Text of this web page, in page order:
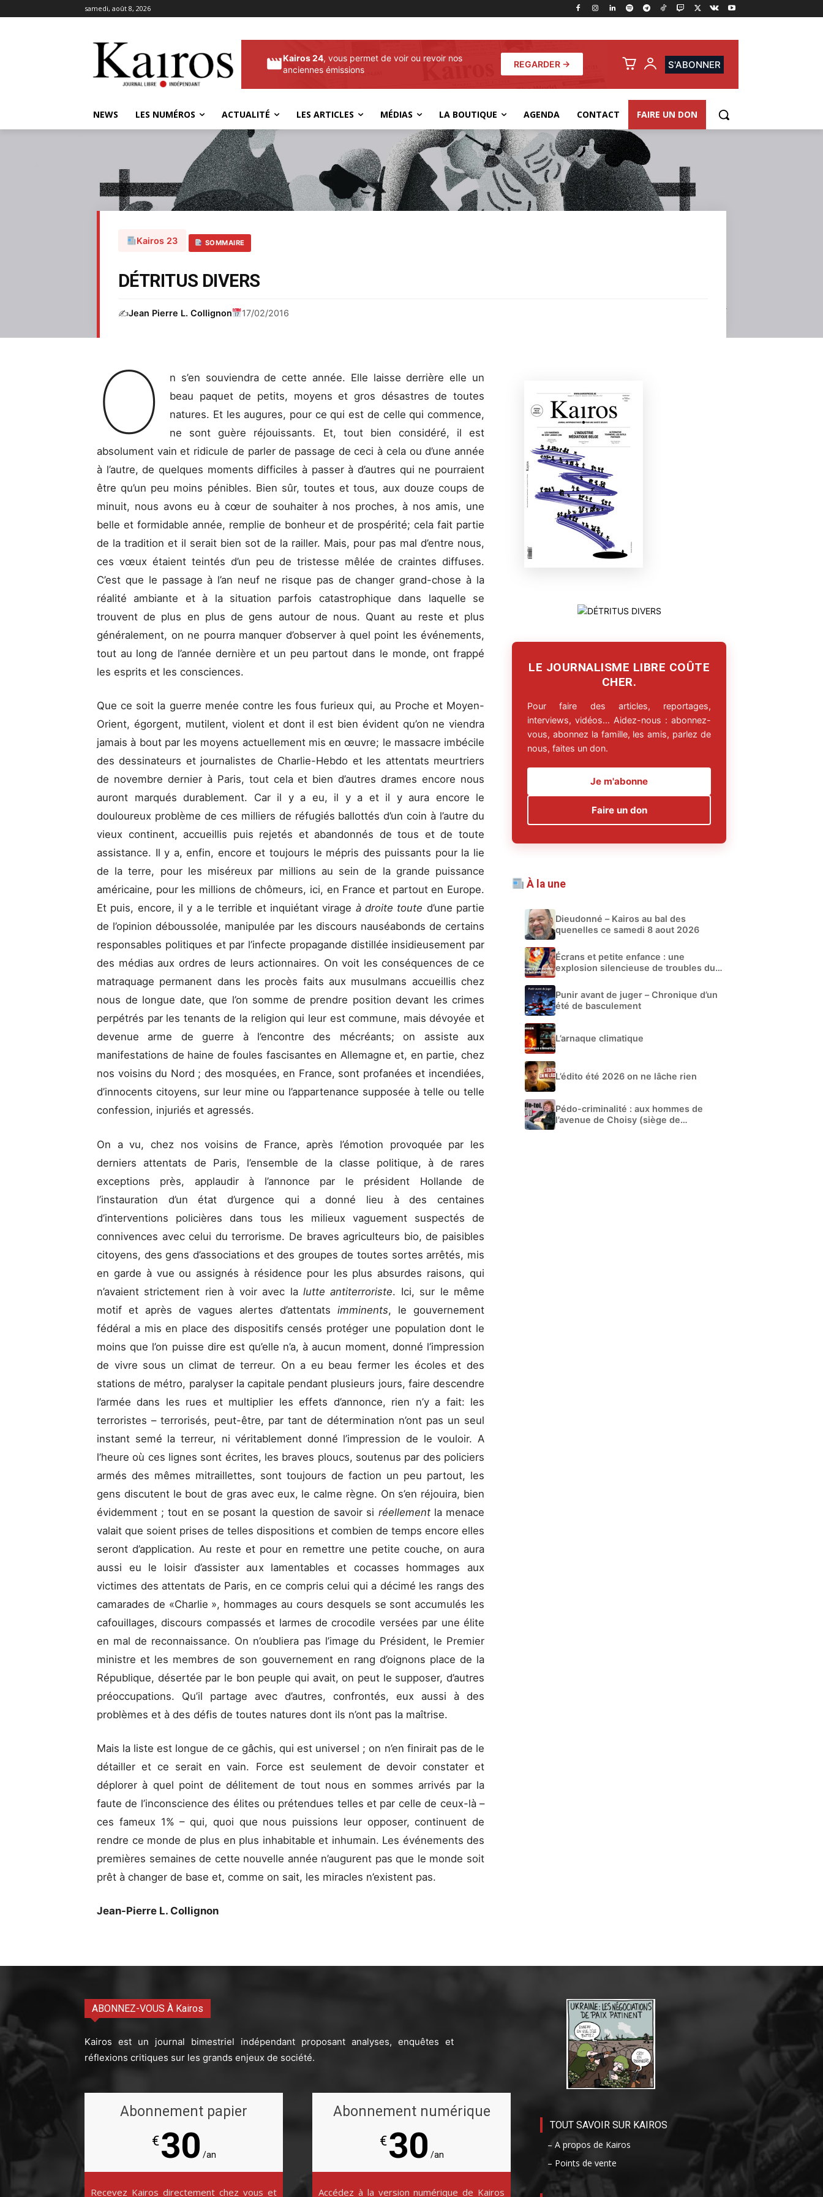
samedi, août 8, 2026
Kairos 24, vous permet de voir ou revoir nos
anciennes émissions
REGARDER → S'ABONNER
NEWS LES NUMÉROS ACTUALITÉ LES ARTICLES MÉDIAS LA BOUTIQUE AGENDA CONTACT FAIRE UN DON
Kairos 23 SOMMAIRE
DÉTRITUS DIVERS
✍️Jean Pierre L. Collignon 17/02/2016
O
n s’en souviendra de cette année. Elle laisse derrière elle un
beau paquet de petits, moyens et gros désastres de toutes
natures. Et les augures, pour ce qui est de celle qui commence,
ne sont guère réjouissants. Et, tout bien considéré, il est
absolument vain et ridicule de parler de passage de ceci à cela ou d’une année
à l’autre, de quelques moments difficiles à passer à d’autres qui ne pourraient
être qu’un peu moins pénibles. Bien sûr, toutes et tous, aux douze coups de
minuit, nous avons eu à cœur de souhaiter à nos proches, à nos amis, une
belle et formidable année, remplie de bonheur et de prospérité; cela fait partie
de la tradition et il serait bien sot de la railler. Mais, pour pas mal d’entre nous,
ces vœux étaient teintés d’un peu de tristesse mêlée de craintes diffuses.
C’est que le passage à l’an neuf ne risque pas de changer grand-chose à la
réalité ambiante et à la situation parfois catastrophique dans laquelle se
trouvent de plus en plus de gens autour de nous. Quant au reste et plus
généralement, on ne pourra manquer d’observer à quel point les événements,
tout au long de l’année dernière et un peu partout dans le monde, ont frappé
les esprits et les consciences.
Que ce soit la guerre menée contre les fous furieux qui, au Proche et Moyen-
Orient, égorgent, mutilent, violent et dont il est bien évident qu’on ne viendra
jamais à bout par les moyens actuellement mis en œuvre; le massacre imbécile
des dessinateurs et journalistes de Charlie-Hebdo et les attentats meurtriers
de novembre dernier à Paris, tout cela et bien d’autres drames encore nous
auront marqués durablement. Car il y a eu, il y a et il y aura encore le
douloureux problème de ces milliers de réfugiés ballottés d’un coin à l’autre du
vieux continent, accueillis puis rejetés et abandonnés de tous et de toute
assistance. Il y a, enfin, encore et toujours le mépris des puissants pour la lie
de la terre, pour les miséreux par millions au sein de la grande puissance
américaine, pour les millions de chômeurs, ici, en France et partout en Europe.
Et puis, encore, il y a le terrible et inquiétant virage à droite toute d’une partie
de l’opinion déboussolée, manipulée par les discours nauséabonds de certains
responsables politiques et par l’infecte propagande distillée insidieusement par
des médias aux ordres de leurs actionnaires. On voit les conséquences de ce
matraquage permanent dans les procès faits aux musulmans accueillis chez
nous de longue date, que l’on somme de prendre position devant les crimes
perpétrés par les tenants de la religion qui leur est commune, mais dévoyée et
devenue arme de guerre à l’encontre des mécréants; on assiste aux
manifestations de haine de foules fascisantes en Allemagne et, en partie, chez
nos voisins du Nord ; des mosquées, en France, sont profanées et incendiées,
d’innocents citoyens, sur leur mine ou l’appartenance supposée à telle ou telle
confession, injuriés et agressés.
On a vu, chez nos voisins de France, après l’émotion provoquée par les
derniers attentats de Paris, l’ensemble de la classe politique, à de rares
exceptions près, applaudir à l’annonce par le président Hollande de
l’instauration d’un état d’urgence qui a donné lieu à des centaines
d’interventions policières dans tous les milieux vaguement suspectés de
connivences avec celui du terrorisme. De braves agriculteurs bio, de paisibles
citoyens, des gens d’associations et des groupes de toutes sortes arrêtés, mis
en garde à vue ou assignés à résidence pour les plus absurdes raisons, qui
n’avaient strictement rien à voir avec la lutte antiterroriste. Ici, sur le même
motif et après de vagues alertes d’attentats imminents, le gouvernement
fédéral a mis en place des dispositifs censés protéger une population dont le
moins que l’on puisse dire est qu’elle n’a, à aucun moment, donné l’impression
de vivre sous un climat de terreur. On a eu beau fermer les écoles et des
stations de métro, paralyser la capitale pendant plusieurs jours, faire descendre
l’armée dans les rues et multiplier les effets d’annonce, rien n’y a fait: les
terroristes – terrorisés, peut-être, par tant de détermination n’ont pas un seul
instant semé la terreur, ni véritablement donné l’impression de le vouloir. A
l’heure où ces lignes sont écrites, les braves ploucs, soutenus par des policiers
armés des mêmes mitraillettes, sont toujours de faction un peu partout, les
gens discutent le bout de gras avec eux, le calme règne. On s’en réjouira, bien
évidemment ; tout en se posant la question de savoir si réellement la menace
valait que soient prises de telles dispositions et combien de temps encore elles
seront d’application. Au reste et pour en remettre une petite couche, on aura
aussi eu le loisir d’assister aux lamentables et cocasses hommages aux
victimes des attentats de Paris, en ce compris celui qui a décimé les rangs des
camarades de «Charlie », hommages au cours desquels se sont accumulés les
cafouillages, discours compassés et larmes de crocodile versées par une élite
en mal de reconnaissance. On n’oubliera pas l’image du Président, le Premier
ministre et les membres de son gouvernement en rang d’oignons place de la
République, désertée par le bon peuple qui avait, on peut le supposer, d’autres
préoccupations. Qu’il partage avec d’autres, confrontés, eux aussi à des
problèmes et à des défis de toutes natures dont ils n’ont pas la maîtrise.
Mais la liste est longue de ce gâchis, qui est universel ; on n’en finirait pas de le
détailler et ce serait en vain. Force est seulement de devoir constater et
déplorer à quel point de délitement de tout nous en sommes arrivés par la
faute de l’inconscience des élites ou prétendues telles et par celle de ceux-là –
ces fameux 1% – qui, quoi que nous puissions leur opposer, continuent de
rendre ce monde de plus en plus inhabitable et inhumain. Les événements des
premières semaines de cette nouvelle année n’augurent pas que le monde soit
prêt à changer de base et, comme on sait, les miracles n’existent pas.
Jean-Pierre L. Collignon
LE JOURNALISME LIBRE COÛTE
CHER.
Pour faire des articles, reportages,
interviews, vidéos… Aidez-nous : abonnez-
vous, abonnez la famille, les amis, parlez de
nous, faites un don.
Je m'abonne
Faire un don
À la une
Dieudonné – Kairos au bal des
quenelles ce samedi 8 aout 2026
Écrans et petite enfance : une
explosion silencieuse de troubles du
Punir avant de juger – Chronique d’un
été de basculement
L’arnaque climatique
L’édito été 2026 on ne lâche rien
Pédo-criminalité : aux hommes de
l’avenue de Choisy (siège de
ABONNEZ-VOUS À Kairos
Kairos est un journal bimestriel indépendant proposant analyses, enquêtes et
réflexions critiques sur les grands enjeux de société.
Abonnement papier
€30 /an
Recevez Kairos directement chez vous et
Abonnement numérique
€30 /an
Accédez à la version numérique de Kairos
TOUT SAVOIR SUR KAIROS
– A propos de Kairos
– Points de vente